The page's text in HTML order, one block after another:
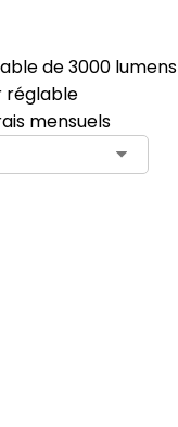
de 3000 lumens
réglable
mensuels